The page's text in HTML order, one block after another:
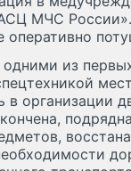
МЧС
оперативно
из
организации